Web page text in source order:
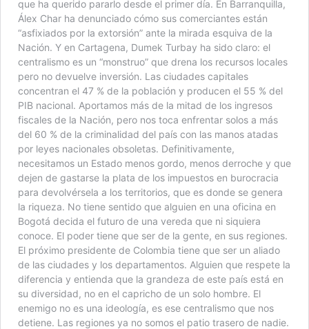
que ha querido pararlo desde el primer día. En Barranquilla,
Álex Char ha denunciado cómo sus comerciantes están
“asfixiados por la extorsión” ante la mirada esquiva de la
Nación. Y en Cartagena, Dumek Turbay ha sido claro: el
centralismo es un “monstruo” que drena los recursos locales
pero no devuelve inversión. Las ciudades capitales
concentran el 47 % de la población y producen el 55 % del
PIB nacional. Aportamos más de la mitad de los ingresos
fiscales de la Nación, pero nos toca enfrentar solos a más
del 60 % de la criminalidad del país con las manos atadas
por leyes nacionales obsoletas. Definitivamente,
necesitamos un Estado menos gordo, menos derroche y que
dejen de gastarse la plata de los impuestos en burocracia
para devolvérsela a los territorios, que es donde se genera
la riqueza. No tiene sentido que alguien en una oficina en
Bogotá decida el futuro de una vereda que ni siquiera
conoce. El poder tiene que ser de la gente, en sus regiones.
El próximo presidente de Colombia tiene que ser un aliado
de las ciudades y los departamentos. Alguien que respete la
diferencia y entienda que la grandeza de este país está en
su diversidad, no en el capricho de un solo hombre. El
enemigo no es una ideología, es ese centralismo que nos
detiene. Las regiones ya no somos el patio trasero de nadie.